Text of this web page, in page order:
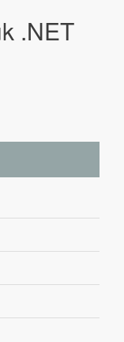
.NET